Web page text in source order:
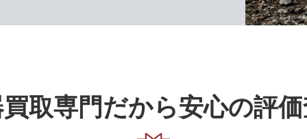
取専門だから安心の評